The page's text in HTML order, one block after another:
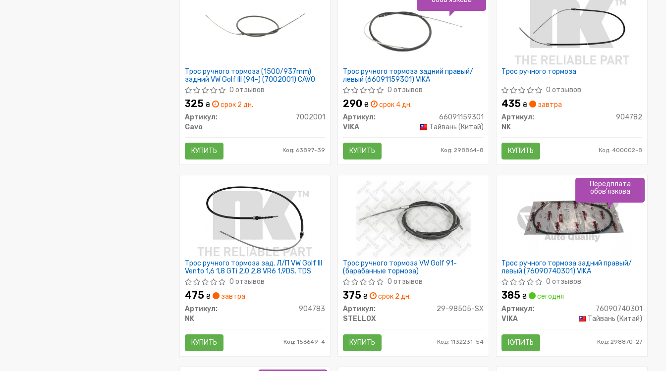
Трос ручного тормоза (1500/937mm)
задний VW Golf III (94-) (7002001) CAVO
0 отзывов
325 ₴
срок 2 дн.
Артикул:
7002001
Cavo
КУПИТЬ Код: 63897-39
Трос ручного тормоза задний правый/
левый (66091159301) VIKA
0 отзывов
290₴
срок 4 дн.
Артикул:
66091159301
VIKA
Тайвань (Китай)
КУПИТЬ Код: 298864-8
Трос ручного тормоза
0 отзывов
435₴
завтра
Артикул:
904782
NK
КУПИТЬ Код: 400002-8
Трос ручного тормоза зад. Л/П VW Golf III
Vento 1,6 1,8 GTi 2,0 2,8 VR6 1,9DS. TDS
0 отзывов
475 ₴
завтра
Артикул:
904783
NK
КУПИТЬ Код: 156649-4
Трос ручного тормоза VW Golf 91-
(барабанные тормоза)
0 отзывов
375₴
срок 2 дн.
Артикул:
29-98505-SX
STELLOX
КУПИТЬ Код: 1132231-54
Трос ручного тормоза задний правый/
левый (76090740301) VIKA
0 отзывов
385₴
сегодня
Артикул:
76090740301
VIKA
Тайвань (Китай)
КУПИТЬ Код: 298870-27
Передплата
обов'язкова